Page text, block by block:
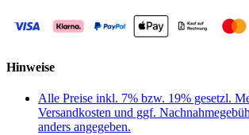
Hinweise
Alle Preise inkl. 7% bzw. 19% gesetzl.
Versandkosten und ggf.
anders angegeben.